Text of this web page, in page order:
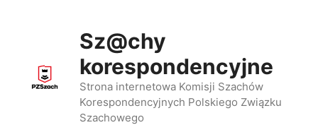
Sz@chy
korespondencyjne
Strona internetowa Komisji Szachów
Korespondencyjnych Polskiego Związku
Szachowego